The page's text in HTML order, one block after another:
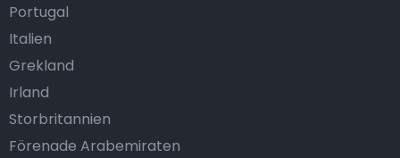
Portugal
Italien
Grekland
Irland
Storbritannien
Förenade Arabemiraten